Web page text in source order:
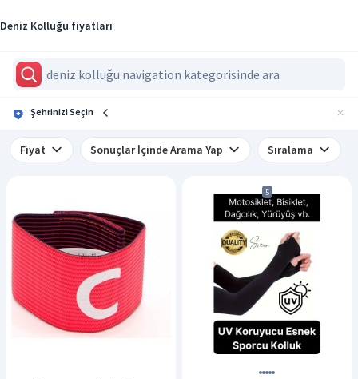
Deniz Kolluğu fiyatları
Şehrinizi Seçin
Fiyat Sonuçlar İçinde Arama Yap Sıralama
5